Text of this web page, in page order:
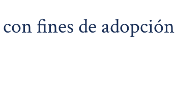
fines de adopción